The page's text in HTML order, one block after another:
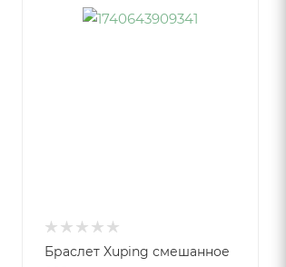
Браслет Xuping смешанное